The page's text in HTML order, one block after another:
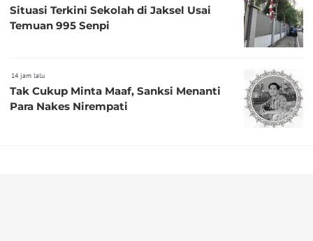
Situasi Terkini Sekolah di Jaksel Usai
Temuan 995 Senpi
14 jam lalu
Tak Cukup Minta Maaf, Sanksi Menanti
Para Nakes Nirempati